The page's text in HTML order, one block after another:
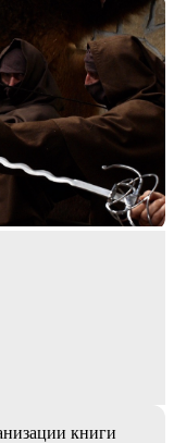
книги